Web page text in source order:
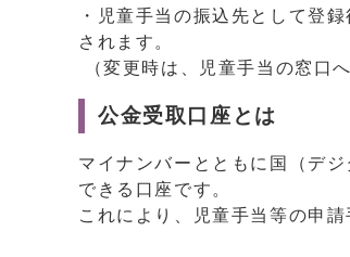
・児童手当の振込先として登
されます。
（変更時は、児童手当の窓口
公金受取口座とは
マイナンバーとともに国（デ
できる口座です。
これにより、児童手当等の申